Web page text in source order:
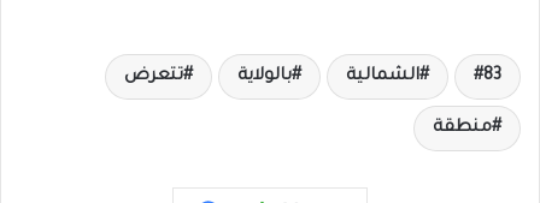
83 الشمالية بالولاية تتعرض
منطقة